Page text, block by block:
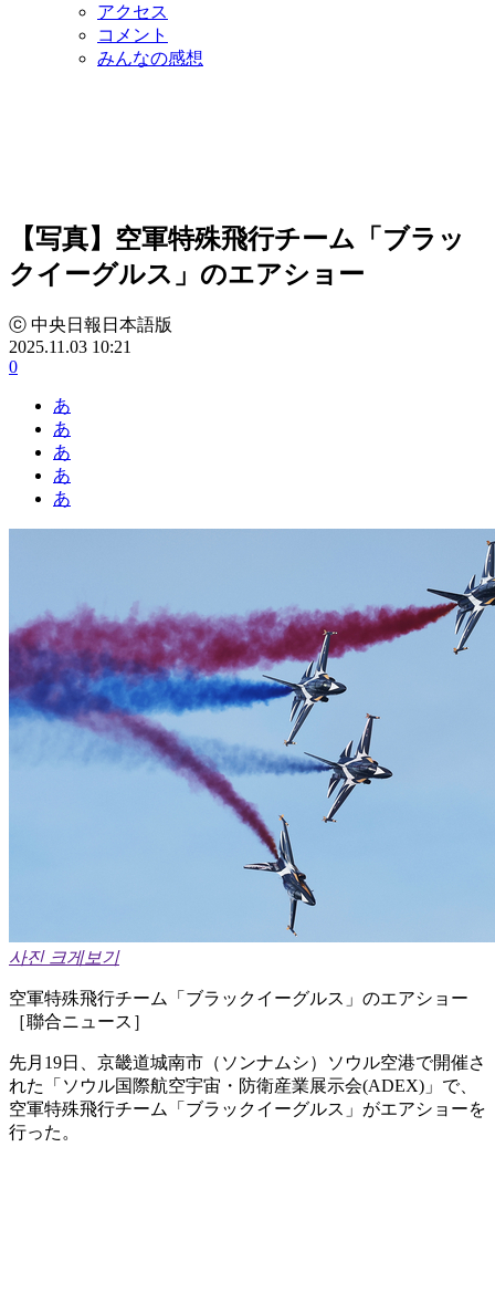
アクセス
コメント
みんなの感想
【写真】空軍特殊飛行チーム「ブラッ
クイーグルス」のエアショー
ⓒ 中央日報日本語版
2025.11.03 10:21
0
あ
あ
あ
あ
あ
사진 크게보기
空軍特殊飛行チーム「ブラックイーグルス」のエアショー
［聯合ニュース］
先月19日、京畿道城南市（ソンナムシ）ソウル空港で開催さ
れた「ソウル国際航空宇宙・防衛産業展示会(ADEX)」で、
空軍特殊飛行チーム「ブラックイーグルス」がエアショーを
行った。